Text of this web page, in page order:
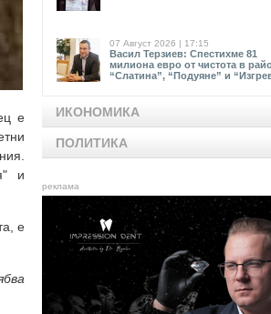
е
и
е
07 Август 2026 | 17:15
Васил Терзиев: Спестихме 81
милиона евро от чистота в
“Слатина”, “Подуяне” и
ИКОНОМИКА
ПОЛИТИКА
реклама